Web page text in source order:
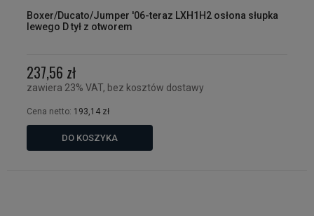
Boxer/Ducato/Jumper '06-teraz LXH1H2 osłona słupka
lewego D tył z otworem
237,56 zł
zawiera 23% VAT, bez kosztów dostawy
Cena netto: 193,14 zł
DO KOSZYKA